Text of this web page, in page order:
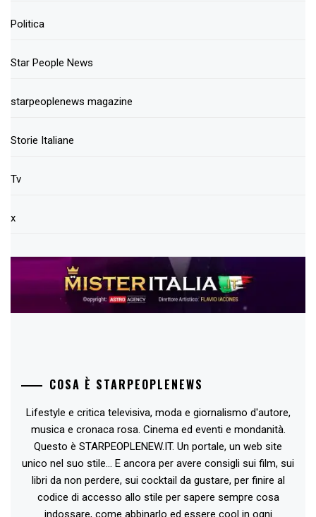
Politica
Star People News
starpeoplenews magazine
Storie Italiane
Tv
x
COSA È STARPEOPLENEWS
Lifestyle e critica televisiva, moda e giornalismo d'autore,
musica e cronaca rosa. Cinema ed eventi e mondanità.
Questo è STARPEOPLENEW.IT. Un portale, un web site
unico nel suo stile... E ancora per avere consigli sui film, sui
libri da non perdere, sui cocktail da gustare, per finire al
codice di accesso allo stile per sapere sempre cosa
indossare, come abbinarlo ed essere cool in ogni